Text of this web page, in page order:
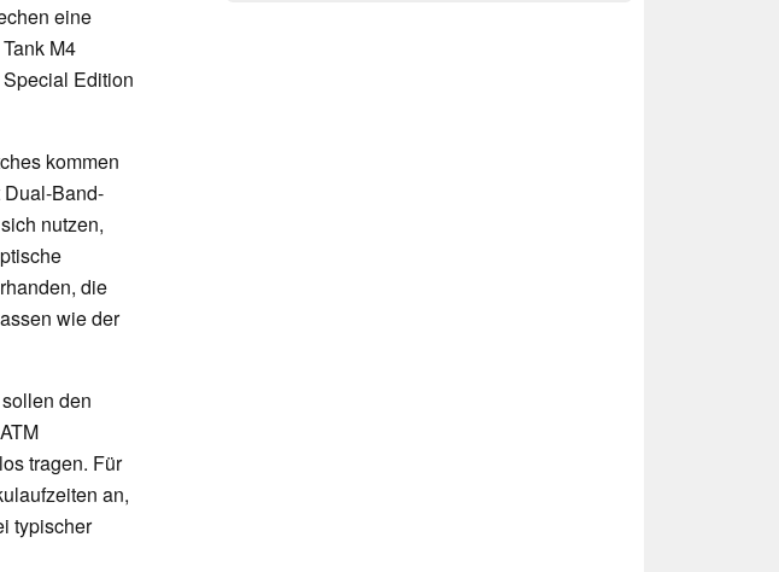
eine
M4
Edition
kommen
Band-
nutzen,
die
wie der
den
tragen. Für
an,
typischer